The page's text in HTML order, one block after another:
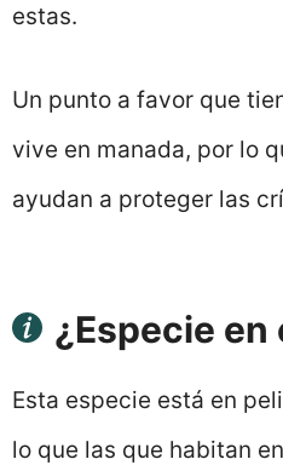
estas.
Un punto a favor que
vive en manada, por lo
ayudan a proteger las
¿Especie
Esta especie está en
lo que las que habitan